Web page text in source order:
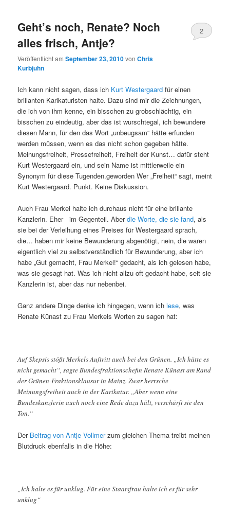
Geht’s noch, Renate? Noch
alles frisch, Antje?
Veröffentlicht amSeptember 23, 2010vonChris
Kurbjuhn
2
Ich kann nicht sagen, dass ich Kurt Westergaard für einen
brillanten Karikaturisten halte. Dazu sind mir die Zeichnungen,
die ich von ihm kenne, ein bisschen zu grobschlächtig, ein
bisschen zu eindeutig, aber das ist wurschtegal, ich bewundere
diesen Mann, für den das Wort „unbeugsam“ hätte erfunden
werden müssen, wenn es das nicht schon gegeben hätte.
Meinungsfreiheit, Pressefreiheit, Freiheit der Kunst… dafür steht
Kurt Westergaard ein, und sein Name ist mittlerweile ein
Synonym für diese Tugenden.geworden Wer „Freiheit“ sagt, meint
Kurt Westergaard. Punkt. Keine Diskussion.
Auch Frau Merkel halte ich durchaus nicht für eine brillante
Kanzlerin. Eher im Gegenteil. Aberdie Worte, die sie fand, als
sie bei der Verleihung eines Preises für Westergaard sprach,
die… haben mir keine Bewunderung abgenötigt, nein, die waren
eigentlich viel zu selbstverständlich für Bewunderung, aber ich
habe „Gut gemacht, Frau Merkel!“ gedacht, als ich gelesen habe,
was sie gesagt hat. Was ich nicht allzu oft gedacht habe, seit sie
Kanzlerin ist, aber das nur nebenbei.
Ganz andere Dinge denke ich hingegen, wenn ich lese, was
Renate Künast zu Frau Merkels Worten zu sagen hat:
Auf Skepsis stößt Merkels Auftritt auch bei den Grünen. „Ich hätte es
nicht gemacht“, sagte Bundesfraktionschefin Renate Künast am Rand
der Grünen-Fraktionsklausur in Mainz. Zwar herrsche
Meinungsfreiheit auch in der Karikatur. „Aber wenn eine
Bundeskanzlerin auch noch eine Rede dazu hält, verschärft sie den
Ton.“
Der Beitrag von Antje Vollmerzum gleichen Thema treibt meinen
Blutdruck ebenfalls in die Höhe:
„Ich halte es für unklug. Für eine Staatsfrau halte ich es fürsehr
unklug“